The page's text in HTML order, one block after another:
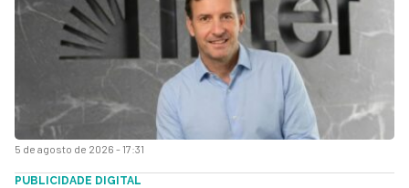
5 de agosto de 2026 - 17:31
PUBLICIDADE DIGITAL